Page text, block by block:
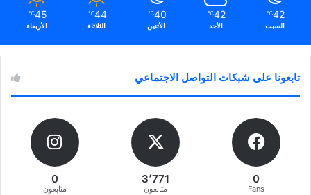
42
℃
السبت
42
℃
الأحد
40
℃
الأثنين
44
℃
الثلاثاء
45
℃
الأربعاء
تابعونا على شبكات التواصل الاجتماعي
0
Fans
3٬771
متابعون
0
متابعون